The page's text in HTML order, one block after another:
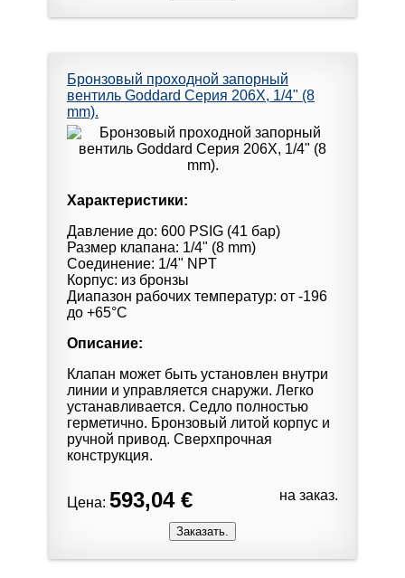
Бронзовый проходной запорный
вентиль Goddard Серия 206X, 1/4" (8
mm).
Характеристики:
Давление до: 600 PSIG (41 бар)
Размер клапана: 1/4" (8 mm)
Соединение: 1/4" NPT
Корпус: из бронзы
Диапазон рабочих температур: от -196
до +65°С
Описание:
Клапан может быть установлен внутри
линии и управляется снаружи. Легко
устанавливается. Седло полностью
герметично. Бронзовый литой корпус и
ручной привод. Сверхпрочная
конструкция.
Цена: 593,04 € на заказ.